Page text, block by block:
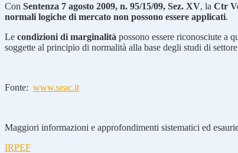
Con Sentenza 7 agosto 2009, n. 95/15/09, Sez. XV, la Ctr
normali logiche di mercato non possono essere applicati.
Le condizioni di marginalità possono essere riconosciute a
soggette al principio di normalità alla base degli studi di
Fonte: www.seac.it
Maggiori informazioni e approfondimenti sistematici ed
IRPEF